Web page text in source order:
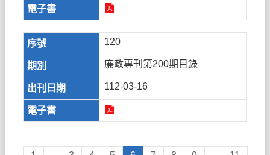
120
廉政專刊第200期目錄
112-03-16